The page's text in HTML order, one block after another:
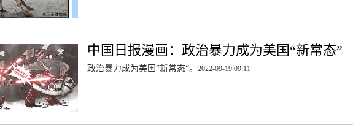
中国日报漫画：政治暴力成为美国“新常态”
政治暴力成为美国”新常态“。 2022-09-19 09:11